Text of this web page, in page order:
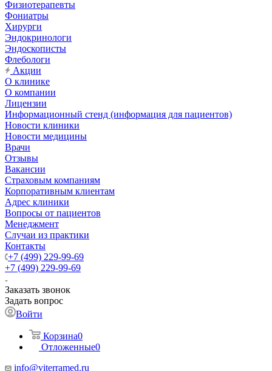
Физиотерапевты
Фониатры
Хирурги
Эндокринологи
Эндоскописты
Флебологи
Акции
О клинике
О компании
Лицензии
Информационный стенд (информация для пациентов)
Новости клиники
Новости медицины
Врачи
Отзывы
Вакансии
Страховым компаниям
Корпоративным клиентам
Адрес клиники
Вопросы от пациентов
Менеджмент
Случаи из практики
Контакты
+7 (499) 229-99-69
+7 (499) 229-99-69
Заказать звонок
Задать вопрос
Войти
Корзина0
Отложенные0
info@viterramed.ru